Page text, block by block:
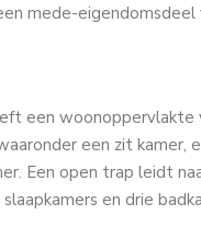
mede-eigendomsdeel
een woonoppervlakte
een zit kamer,
Een open trap leidt
en drie